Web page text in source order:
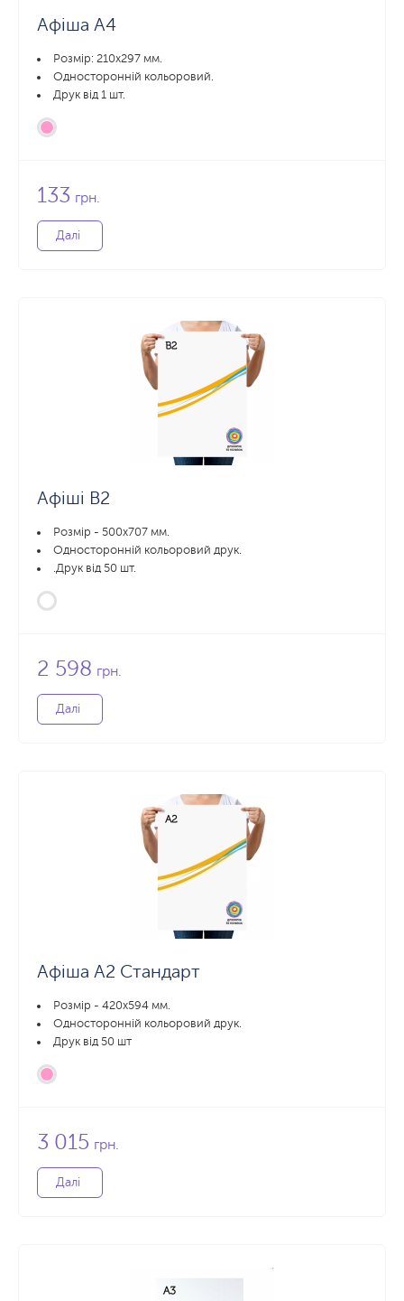
Афіша А4
Розмір: 210х297 мм.
Односторонній кольоровий.
Друк від 1 шт.
133 грн.
Далі
Афіші B2
Розмір - 500х707 мм.
Односторонній кольоровий друк.
.Друк від 50 шт.
2 598 грн.
Далі
Афіша А2 Стандарт
Розмір - 420x594 мм.
Односторонній кольоровий друк.
Друк від 50 шт
3 015 грн.
Далі